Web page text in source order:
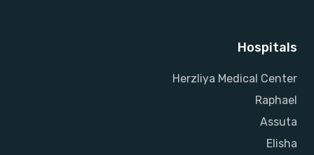
Hospitals
Herzliya Medical Center
Raphael
Assuta
Elisha